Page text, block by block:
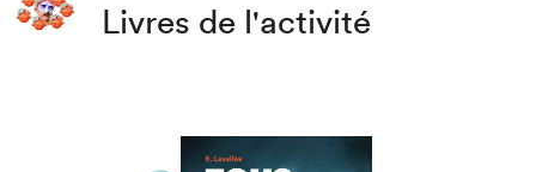
Livres de l'activité